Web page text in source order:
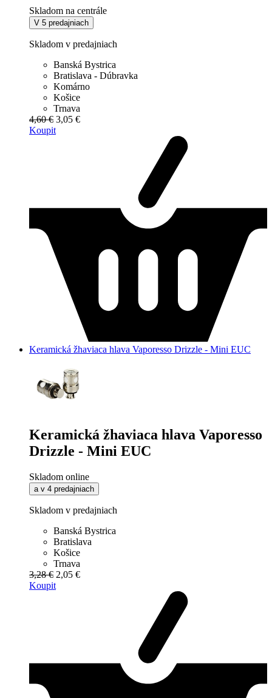
Skladom na centrále
V 5 predajniach
Skladom v predajniach
Banská Bystrica
Bratislava - Dúbravka
Komárno
Košice
Trnava
4,60 € 3,05 €
Koupit
Keramická žhaviaca hlava Vaporesso Drizzle - Mini EUC
Keramická žhaviaca hlava Vaporesso
Drizzle - Mini EUC
Skladom online
a v 4 predajniach
Skladom v predajniach
Banská Bystrica
Bratislava
Košice
Trnava
3,28 € 2,05 €
Koupit